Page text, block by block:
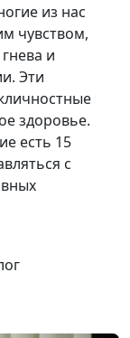
Алина
Алина
Алина
из нас
чувством,
и
Эти
здоровье.
есть 15
с